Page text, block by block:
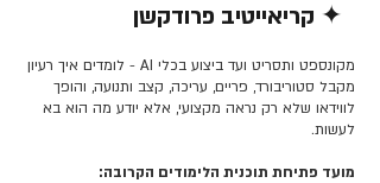
✦ קריאייטיב פרודקשן
מקונספט ותסריט ועד ביצוע בכלי AI - לומדים איך רעיון
מקבל סטוריבורד, פריים, עריכה, קצב ותנועה, והופך
לווידאו שלא רק נראה מקצועי, אלא יודע מה הוא בא
לעשות.
מועד פתיחת תוכנית הלימודים הקרובה: